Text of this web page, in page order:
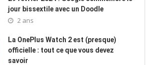
jour bissextile avec un Doodle
2 ans
La OnePlus Watch 2 est (presque)
officielle : tout ce que vous devez
savoir